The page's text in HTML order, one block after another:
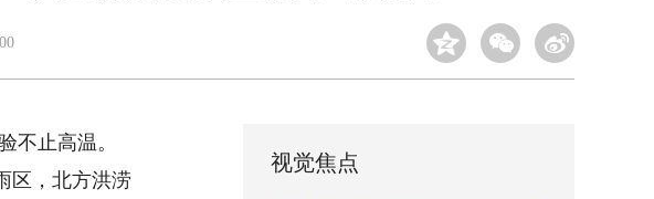
不止高温。
区，北方洪涝
视觉焦点